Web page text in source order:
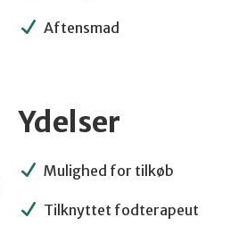
Aftensmad
Ydelser
Mulighed for tilkøb
Tilknyttet fodterapeut